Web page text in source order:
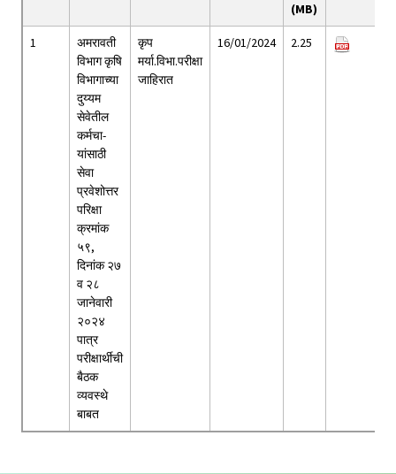
(MB)
1
अमरावती
विभाग कृषि
विभागाच्या
दुय्यम
सेवेतील
कर्मचा-
यांसाठी
सेवा
प्रवेशोत्तर
परिक्षा
क्रमांक
५९,
दिनांक २७
व २८
जानेवारी
२०२४
पात्र
परीक्षार्थीची
बैठक
व्यवस्थे
बाबत
कृप
मर्या.विभा.परीक्षा
जाहिरात
16/01/2024 2.25